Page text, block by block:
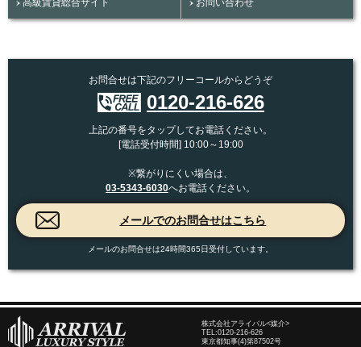
高級賃貸総合サイト お問い合わせ
お問合せは下記のフリーコールからどうぞ
0120-216-626
上記の番号をタップしてお電話ください。
[電話受付時間] 10:00～19:00
※繋がりにくい場合は、
03-5343-6030へお電話ください。
メールのお問合せは24時間365日受付しています。
株式会社アライバル<媒介>
TEL:0120-216-626
東京都知事(4)第87502号